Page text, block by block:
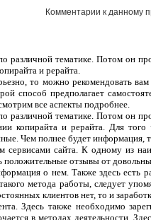
Комментарии к данному
различной тематике. Потом он
и рерайта.
то можно рекомендовать
способ предполагает
все аспекты подробнее.
различной тематике. Потом он
копирайта и рерайта. Для
Чем полнее будет информация,
сервисами сайта. К одному из
отзывы от
о нем. Также здесь
метода работы, следует
клиентов нет, то и
Здесь также необходимо
в методах деятельности.